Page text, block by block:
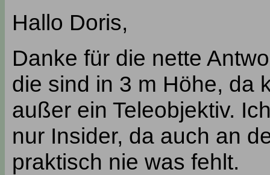
Hallo Doris,
Danke für die nette
die sind in 3 m Höhe, da
außer ein Teleobjektiv.
nur Insider, da auch an
praktisch nie was fehlt.